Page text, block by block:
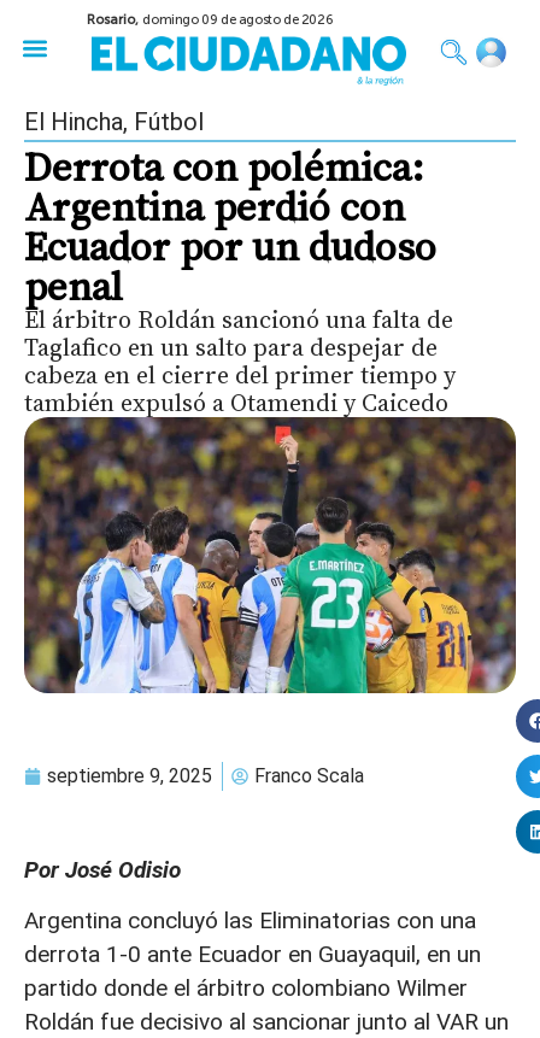
Rosario, domingo 09 de agosto de 2026
El Hincha, Fútbol
Derrota con polémica:
Argentina perdió con
Ecuador por un dudoso
penal
El árbitro Roldán sancionó una falta de
Taglafico en un salto para despejar de
cabeza en el cierre del primer tiempo y
también expulsó a Otamendi y Caicedo
septiembre 9, 2025 Franco Scala
Por José Odisio
Argentina concluyó las Eliminatorias con una
derrota 1-0 ante Ecuador en Guayaquil, en un
partido donde el árbitro colombiano Wilmer
Roldán fue decisivo al sancionar junto al VAR un